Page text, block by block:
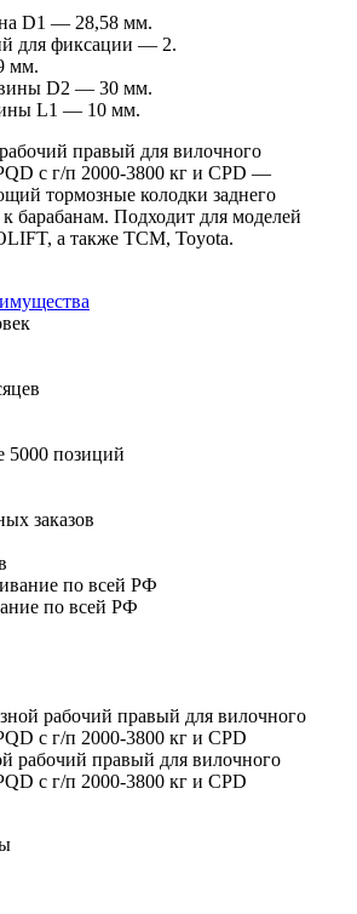
D1 — 28,58 мм.
для фиксации — 2.
мм.
D2 — 30 мм.
L1 — 10 мм.
правый для вилочного
с г/п 2000-3800 кг и CPD —
тормозные колодки заднего
барабанам. Подходит для моделей
а также TCM, Toyota.
по всей РФ